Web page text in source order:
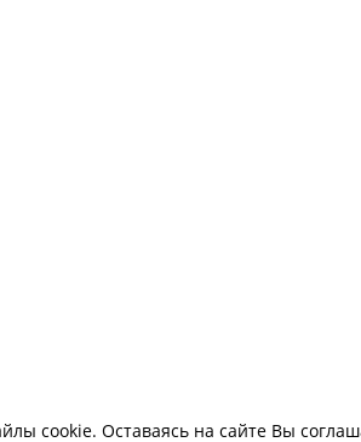
cookie. Оставаясь на сайте Вы